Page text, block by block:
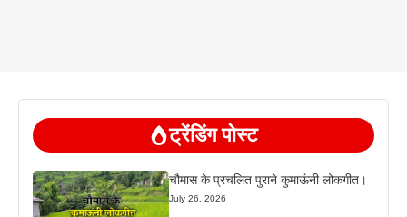
ट्रेंडिंग पोस्ट
चौमास के प्रचलित पुराने कुमाऊंनी लोकगीत।
July 26, 2026